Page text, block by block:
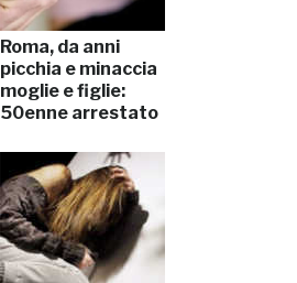
Roma, da anni
picchia e minaccia
moglie e figlie:
50enne arrestato